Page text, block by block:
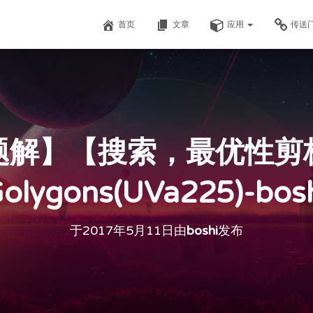
首页 文章 应用 传送
解】【搜索，最优性剪
于2017年5月11日由boshi发布